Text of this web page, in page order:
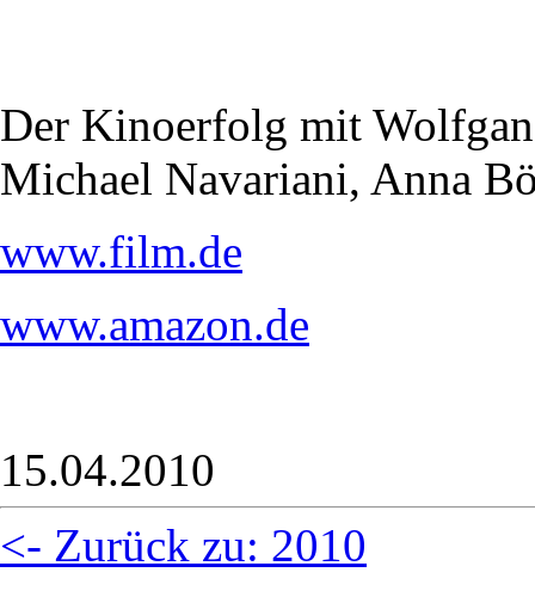
Der Kinoerfolg mit
Michael Navariani, Anna
www.film.de
www.amazon.de
15.04.2010
<- Zurück zu: 2010